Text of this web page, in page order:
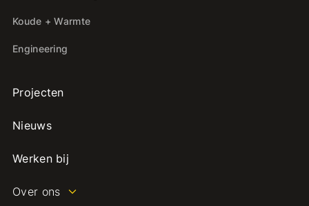
Koude + Warmte
Engineering
Projecten
Nieuws
Werken bij
Over ons